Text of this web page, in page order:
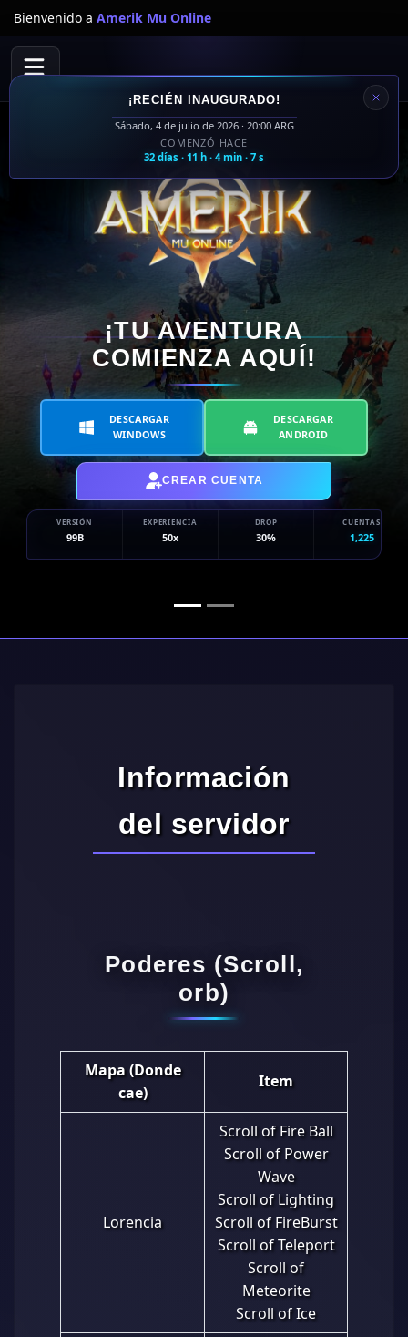
¡RECIÉN INAUGURADO!
Sábado, 4 de julio de 2026 · 20:00 ARG
COMENZÓ HACE
32 días · 11 h · 4 min · 9 s
Bienvenido a Amerik Mu Online
¡TU AVENTURA
COMIENZA AQUÍ!
DESCARGAR
WINDOWS
DESCARGAR
ANDROID
CREAR CUENTA
VERSIÓN
99B
EXPERIENCIA
50x
DROP
30%
CUENTAS
1,225
Información
del servidor
Poderes (Scroll,
orb)
Mapa (Donde
cae)
Item
Lorencia
Scroll of Fire Ball
Scroll of Power
Wave
Scroll of Lighting
Scroll of FireBurst
Scroll of Teleport
Scroll of
Meteorite
Scroll of Ice